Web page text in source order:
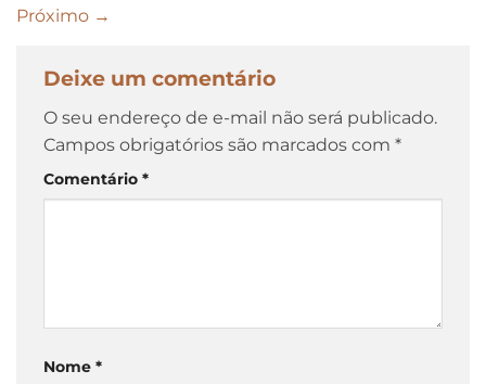
Próximo →
Deixe um comentário
O seu endereço de e-mail não será publicado.
Campos obrigatórios são marcados com *
Comentário *
Nome *